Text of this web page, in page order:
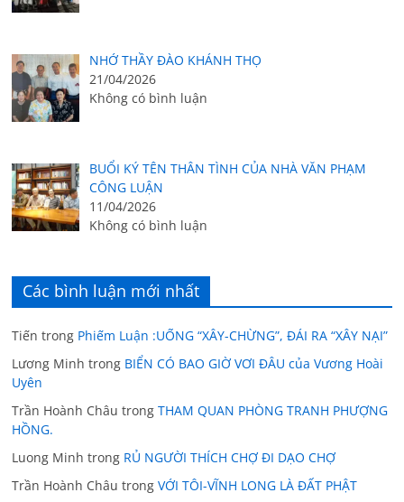
NHỚ THẦY ĐÀO KHÁNH THỌ
21/04/2026
Không có bình luận
BUỔI KÝ TÊN THÂN TÌNH CỦA NHÀ VĂN PHẠM
CÔNG LUẬN
11/04/2026
Không có bình luận
Các bình luận mới nhất
Tiến trong Phiếm Luận :UỐNG “XÂY-CHỪNG”, ĐÁI RA “XÂY NẠI”
Lương Minh trong BIỂN CÓ BAO GIỜ VƠI ĐÂU của Vương Hoài
Uyên
Trần Hoành Châu trongTHAM QUAN PHÒNG TRANH PHƯỢNG
HỒNG.
Luong Minh trong RỦ NGƯỜI THÍCH CHỢ ĐI DẠO CHỢ
Trần Hoành Châu trongVỚI TÔI-VĨNH LONG LÀ ĐẤT PHẬT